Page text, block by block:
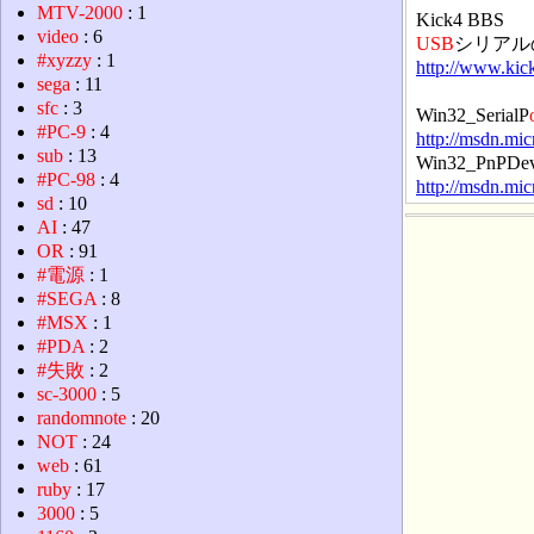
Kick4 BBS
USBシリア
http://
Win32_SerialP
http://
http://
MTV-2000 : 1
video : 6
#xyzzy : 1
sega : 11
sfc : 3
#PC-9 : 4
sub : 13
#PC-98 : 4
sd : 10
AI : 47
OR : 91
#電源 : 1
#SEGA : 8
#MSX : 1
#PDA : 2
#失敗 : 2
sc-3000 : 5
randomnote : 20
NOT : 24
web : 61
ruby : 17
3000 : 5